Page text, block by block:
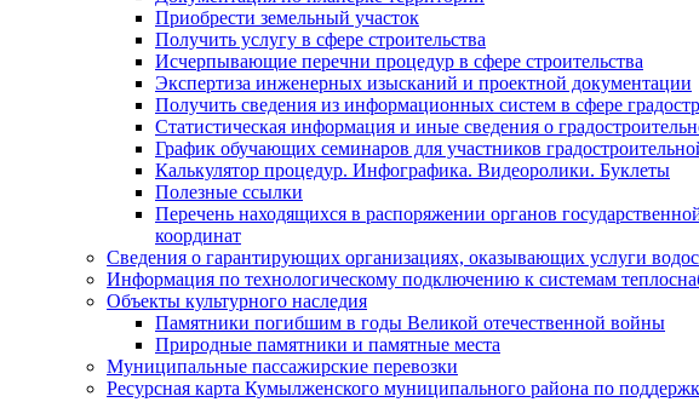
Приобрести земельный участок
Получить услугу в сфере строительства
Исчерпывающие перечни процедур в сфере строительства
Экспертиза инженерных изысканий и проектной документации
Получить сведения из информационных систем в сфере
Статистическая информация и иные сведения о
График обучающих семинаров для участников
Калькулятор процедур. Инфографика. Видеоролики. Буклеты
Полезные ссылки
Перечень находящихся в распоряжении органов
координат
Сведения о гарантирующих организациях, оказывающих услуги
Информация по технологическому подключению к системам
Объекты культурного наследия
Памятники погибшим в годы Великой отечественной войны
Природные памятники и памятные места
Муниципальные пассажирские перевозки
Ресурсная карта Кумылженского муниципального района по